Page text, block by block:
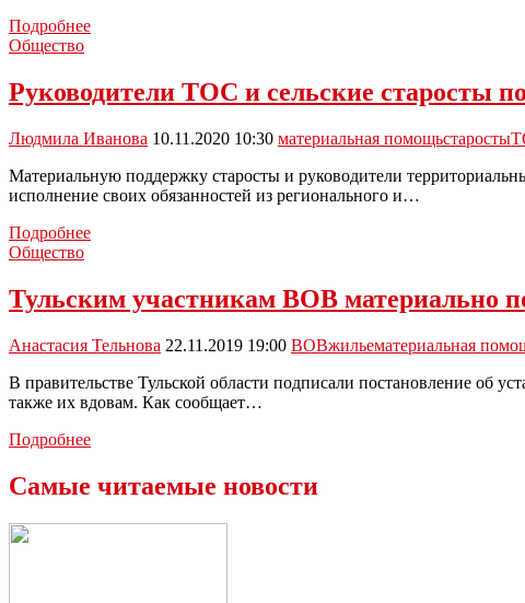
ПодробнееПострадавшим
теракта
финансовую
Общество
Руководители ТОС и сельские старосты
Людмила Иванова 10.11.2020 10:30 материальная помощьстаросты
Материальную поддержку старосты и руководители
исполнение своих обязанностей из регионального и…
ПодробнееРуководители
старосты
материальную
Общество
Тульским участникам ВОВ материально
Анастасия Тельнова 22.11.2019 19:00 ВОВжильематериальная
В правительстве Тульской области подписали постановление об
также их вдовам. Как сообщает…
ПодробнееТульским
материально
Самые читаемые новости